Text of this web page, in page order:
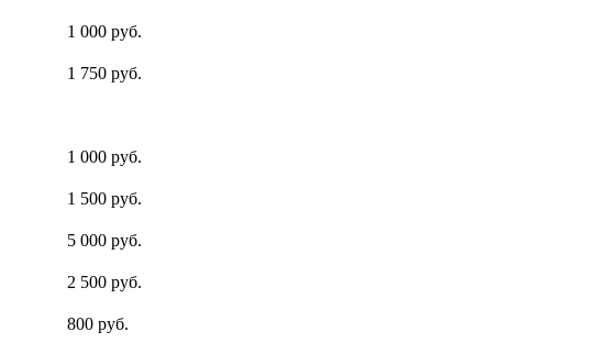
1 000 руб.
1 750 руб.
1 000 руб.
1 500 руб.
5 000 руб.
2 500 руб.
800 руб.